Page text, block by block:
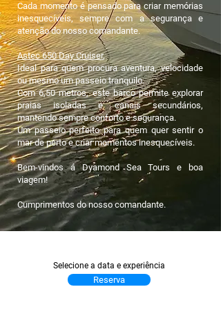
Cada momento é pensado para criar memórias
inesquecíveis, sempre com a segurança e
atenção do nosso comandante.
Astec 650 Day Cruiser,
Ideal para quem procura aventura, velocidade
ou mesmo um passeio tranquilo.
Com 6,50 metros, este barco permite explorar
praias isoladas e canais secundários,
mantendo sempre conforto e segurança.
Um passeio perfeito para quem quer sentir o
mar de perto e criar momentos inesquecíveis.
Bem-vindos á Dyamond Sea Tours e boa
viagem!
Cumprimentos do nosso comandante.
Selecione a data e experiência
Reserva